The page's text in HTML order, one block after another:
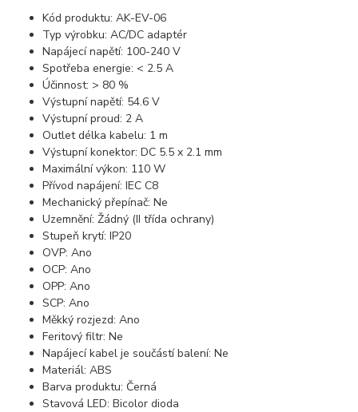
Kód produktu: AK-EV-06
Typ výrobku: AC/DC adaptér
Napájecí napětí: 100-240 V
Spotřeba energie: < 2.5 A
Účinnost: > 80 %
Výstupní napětí: 54.6 V
Výstupní proud: 2 A
Outlet délka kabelu: 1 m
Výstupní konektor: DC 5.5 x 2.1 mm
Maximální výkon: 110 W
Přívod napájení: IEC C8
Mechanický přepínač: Ne
Uzemnění: Žádný (II třída ochrany)
Stupeň krytí: IP20
OVP: Ano
OCP: Ano
OPP: Ano
SCP: Ano
Měkký rozjezd: Ano
Feritový filtr: Ne
Napájecí kabel je součástí balení: Ne
Materiál: ABS
Barva produktu: Černá
Stavová LED: Bicolor dioda